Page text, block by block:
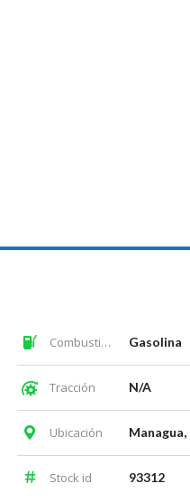
Combustible Gasolina
Tracción N/A
Ubicación
Stock id 93312